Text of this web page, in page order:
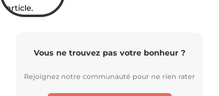
l’article.
Vous ne trouvez pas votre bonheur ?
Rejoignez notre communauté pour ne rien rater